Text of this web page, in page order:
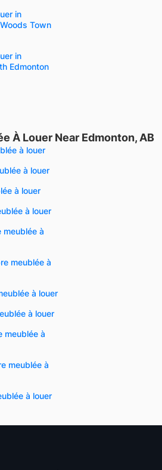
in
Town
in
Edmonton
À Louer Near Edmonton, AB
à louer
à louer
à louer
à louer
meublée à
meublée à
à louer
à louer
meublée à
meublée à
à louer